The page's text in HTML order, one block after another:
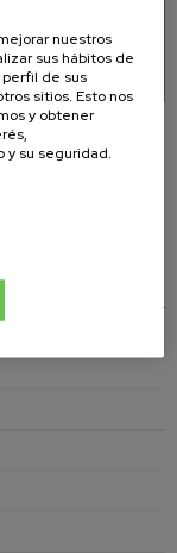
0.07 Mb.
nuestros
sus hábitos de
de sus
sitios. Esto nos
y obtener
y su seguridad.